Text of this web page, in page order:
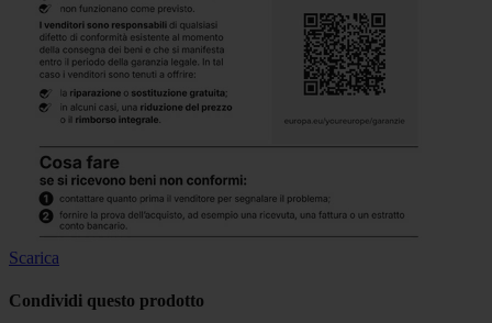
Scarica
Condividi questo prodotto